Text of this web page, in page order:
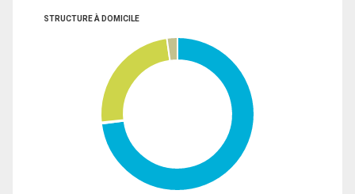
STRUCTURE À DOMICILE